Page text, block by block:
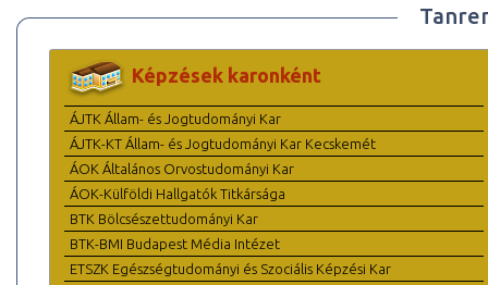
Képzések karonként
ÁJTK Állam- és Jogtudományi Kar
ÁJTK-KT Állam- és Jogtudományi Kar Kecskemét
ÁOK Általános Orvostudományi Kar
ÁOK-Külföldi Hallgatók Titkársága
BTK Bölcsészettudományi Kar
BTK-BMI Budapest Média Intézet
ETSZK Egészségtudományi és Szociális Képzési Kar